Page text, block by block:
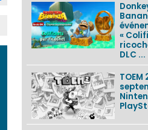
Ouvrir / Fermer
«
DLC ...